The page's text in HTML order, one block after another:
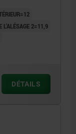
L'ALÉSAGE 2=11,9
DÉTAILS